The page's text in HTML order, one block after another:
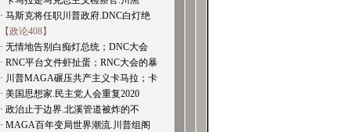
· 马斯克将任职川普政府.DNC白灯绝
【政论408】
· 无情地告别白痴灯总统；DNC大会
· RNC平台文件虾扯蛋；RNC大会的暴
· 川普MAGA碾压共产主义卡马拉；卡
· 美国思想家.民主党人会重复2020
· 政治止于边界.北溪管道被炸的不
· MAGA百年变局世界潮流.川普组阁